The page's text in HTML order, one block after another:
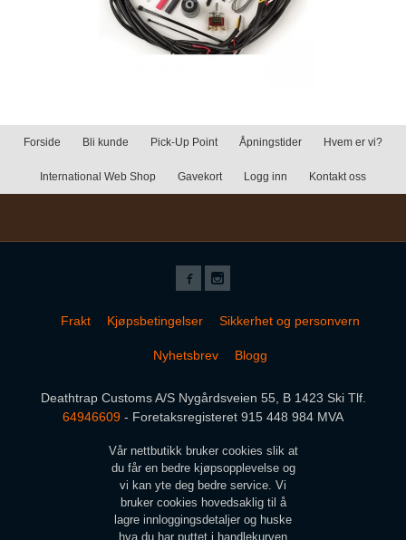
Forside Bli kunde Pick-Up Point Åpningstider Hvem er vi?
International Web Shop Gavekort Logg inn Kontakt oss
Frakt Kjøpsbetingelser Sikkerhet og personvern
Nyhetsbrev Blogg
Deathtrap Customs A/S Nygårdsveien 55, B 1423 Ski Tlf.
64946609 - Foretaksregisteret 915 448 984 MVA
Vår nettbutikk bruker cookies slik at
du får en bedre kjøpsopplevelse og
vi kan yte deg bedre service. Vi
bruker cookies hovedsaklig til å
lagre innloggingsdetaljer og huske
hva du har puttet i handlekurven